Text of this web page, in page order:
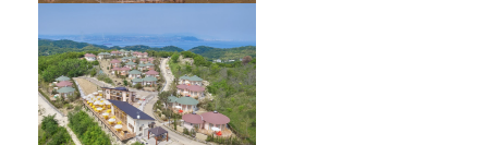
GRAND CHARIOT 北斗七星135°